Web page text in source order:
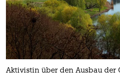
Aktivistin über den Ausbau der